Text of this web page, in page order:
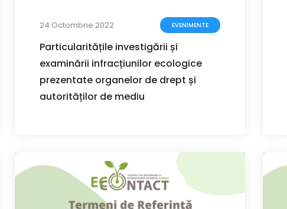
24 Octombrie 2022 EVENIMENTE
Particularitățile investigării și
examinării infracțiunilor ecologice
prezentate organelor de drept și
autorităților de mediu